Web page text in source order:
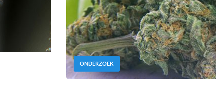
ONDERZOEK